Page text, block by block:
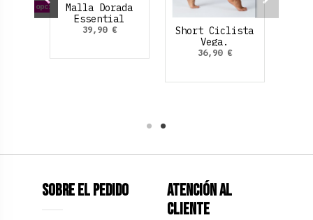
otras opcionesMalla Dorada
Essential
Jacquard
39,90 €
Short Ciclista
Vega.
36,90 €
Sobre el pedido
Atención al
Cliente